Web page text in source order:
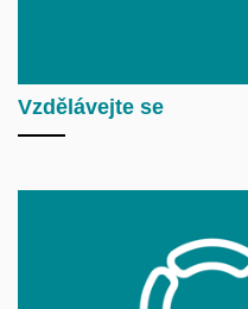
Vzdělávejte se